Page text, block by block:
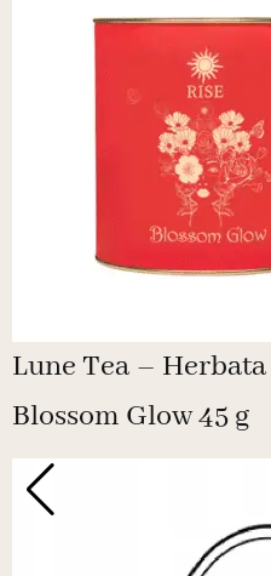
Lune Tea –
Blossom Glow 45 g